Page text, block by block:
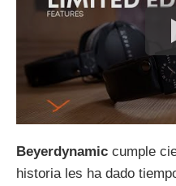
Beyerdynamic cumple
historia les ha dado